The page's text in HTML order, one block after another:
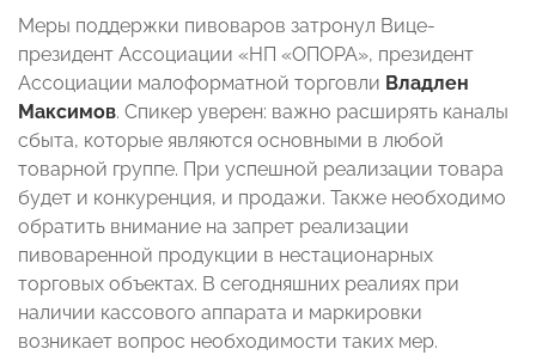
Меры поддержки пивоваров затронул Вице-
президент Ассоциации «НП «ОПОРА», президент
Ассоциации малоформатной торговли Владлен
Максимов. Спикер уверен: важно расширять каналы
сбыта, которые являются основными в любой
товарной группе. При успешной реализации товара
будет и конкуренция, и продажи. Также необходимо
обратить внимание на запрет реализации
пивоваренной продукции в нестационарных
торговых объектах. В сегодняшних реалиях при
наличии кассового аппарата и маркировки
возникает вопрос необходимости таких мер.